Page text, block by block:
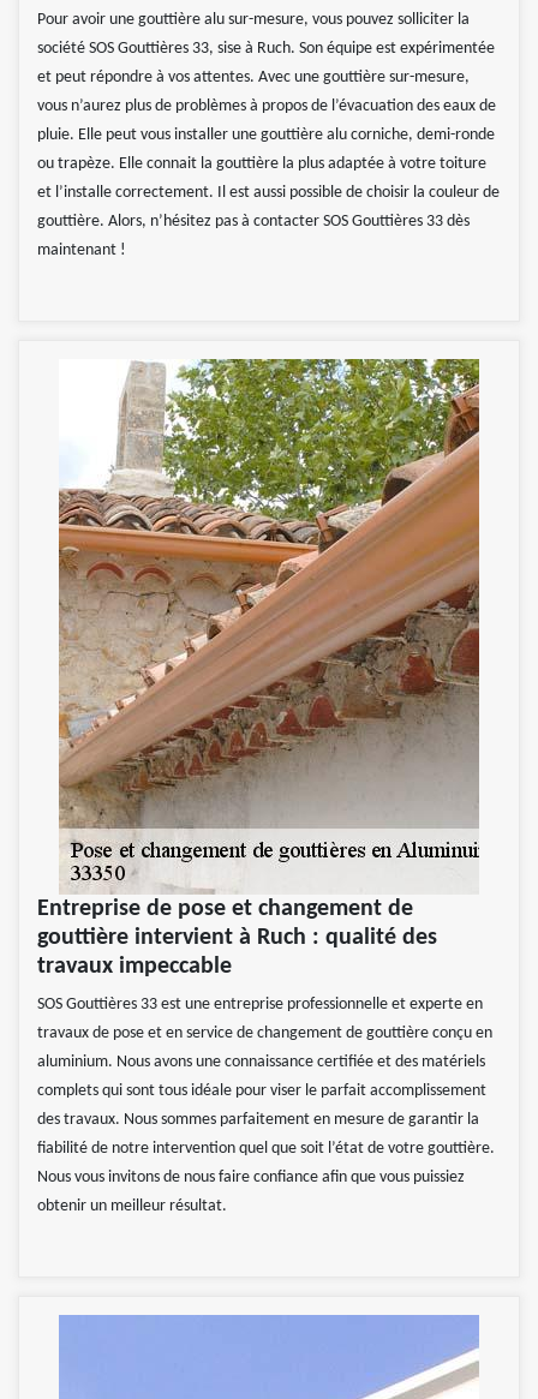
Pour avoir une gouttière alu sur-mesure, vous pouvez solliciter la
société SOS Gouttières 33, sise à Ruch. Son équipe est expérimentée
et peut répondre à vos attentes. Avec une gouttière sur-mesure,
vous n’aurez plus de problèmes à propos de l’évacuation des eaux de
pluie. Elle peut vous installer une gouttière alu corniche, demi-ronde
ou trapèze. Elle connait la gouttière la plus adaptée à votre toiture
et l’installe correctement. Il est aussi possible de choisir la couleur de
gouttière. Alors, n’hésitez pas à contacter SOS Gouttières 33 dès
maintenant !
Entreprise de pose et changement de
gouttière intervient à Ruch : qualité des
travaux impeccable
SOS Gouttières 33 est une entreprise professionnelle et experte en
travaux de pose et en service de changement de gouttière conçu en
aluminium. Nous avons une connaissance certifiée et des matériels
complets qui sont tous idéale pour viser le parfait accomplissement
des travaux. Nous sommes parfaitement en mesure de garantir la
fiabilité de notre intervention quel que soit l’état de votre gouttière.
Nous vous invitons de nous faire confiance afin que vous puissiez
obtenir un meilleur résultat.